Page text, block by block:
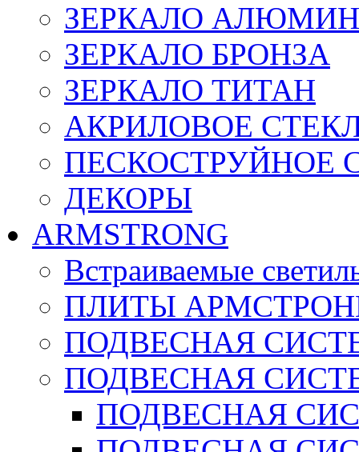
ЗЕРКАЛО
ЗЕРКАЛО БРОНЗА
ЗЕРКАЛО ТИТАН
АКРИЛОВОЕ
ПЕСКОСТРУЙНОЕ
ДЕКОРЫ
ARMSTRONG
Встраиваемые
ПЛИТЫ
ПОДВЕСНАЯ
ПОДВЕСНАЯ
ПОДВЕСНАЯ